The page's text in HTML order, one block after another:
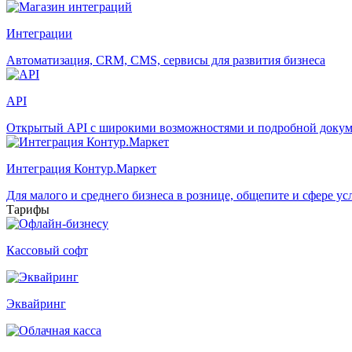
Интеграции
Автоматизация, CRM, CMS, сервисы для развития бизнеса
API
Открытый API с широкими возможностями и подробной
Интеграция Контур.Маркет
Для малого и среднего бизнеса в рознице, общепите и сфере
Тарифы
Кассовый софт
Эквайринг